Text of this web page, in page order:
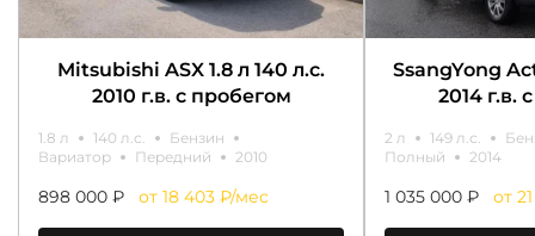
Mitsubishi ASX 1.8 л 140 л.с.
2010 г.в. с пробегом
1.8 л 140 л.с.
Бензин
Вариатор
Передний 2010
898 000 ₽ от 18 403 ₽/мес
SsangYong
2014 г.в.
2 л 149 л.с.
Полный
2014
1 035 000 ₽ от